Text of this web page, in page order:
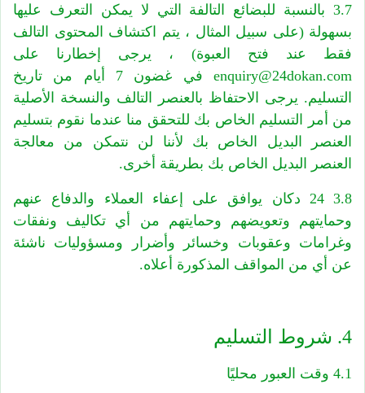
3.7 بالنسبة للبضائع التالفة التي لا يمكن التعرف عليها
بسهولة (على سبيل المثال ، يتم اكتشاف المحتوى التالف
فقط عند فتح العبوة) ، يرجى إخطارنا على
enquiry@24dokan.com في غضون 7 أيام من تاريخ
التسليم. يرجى الاحتفاظ بالعنصر التالف والنسخة الأصلية
من أمر التسليم الخاص بك للتحقق منا عندما نقوم بتسليم
العنصر البديل الخاص بك لأننا لن نتمكن من معالجة
العنصر البديل الخاص بك بطريقة أخرى.
3.8 24 دكان يوافق على إعفاء العملاء والدفاع عنهم
وحمايتهم وتعويضهم وحمايتهم من أي تكاليف ونفقات
وغرامات وعقوبات وخسائر وأضرار ومسؤوليات ناشئة
عن أي من المواقف المذكورة أعلاه.
4. شروط التسليم
4.1 وقت العبور محليًا